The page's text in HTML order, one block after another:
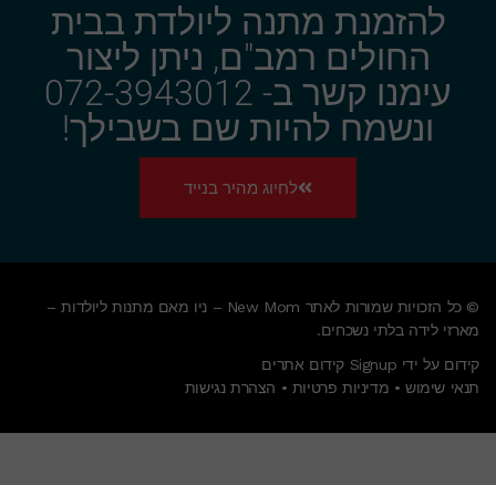
להזמנת מתנה ליולדת בבית
החולים רמב"ם, ניתן ליצור
עימנו קשר ב- 072-3943012
ונשמח להיות שם בשבילך!
לחיוג מהיר בנייד
© כל הזכויות שמורות לאתר New Mom – ניו מאם מתנות ליולדות –
מארזי לידה בלתי נשכחים.
קידום על ידי Signup קידום אתרים
תנאי שימוש • מדיניות פרטיות • הצהרת נגישות